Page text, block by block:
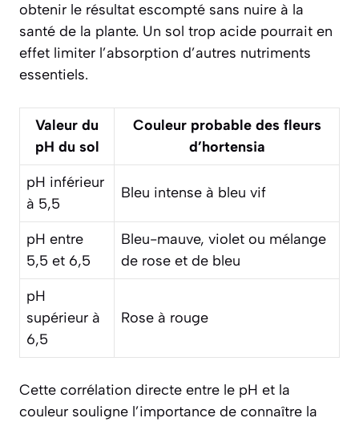
obtenir le résultat escompté sans nuire à la
santé de la plante. Un sol trop acide pourrait en
effet limiter l’absorption d’autres nutriments
essentiels.
Valeur du
pH du sol
Couleur probable des fleurs
d’hortensia
pH inférieur
à 5,5
Bleu intense à bleu vif
pH entre
5,5 et 6,5
Bleu-mauve, violet ou mélange
de rose et de bleu
pH
supérieur à
6,5
Rose à rouge
Cette corrélation directe entre le pH et la
couleur souligne l’importance de connaître la